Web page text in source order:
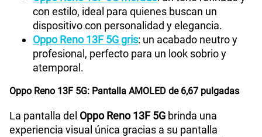
GPS
Reconocimiento Facial
con estilo, ideal para quienes buscan un
dispositivo con personalidad y elegancia.
Oppo Reno 13F 5G gris: un acabado neutro y
profesional, perfecto para un look sobrio y
atemporal.
Oppo Reno 13F 5G: Pantalla AMOLED de 6,67 pulgadas
La pantalla del Oppo Reno 13F 5G brinda una
experiencia visual única gracias a su pantalla